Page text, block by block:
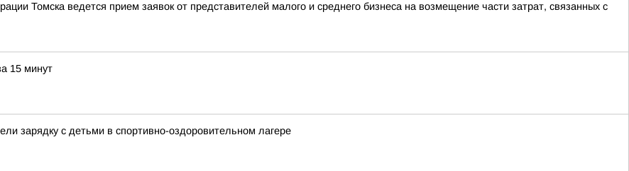
Томска ведется прием заявок от представителей малого и среднего бизнеса на возмещение части затрат, связанных с
15 минут
зарядку с детьми в спортивно-оздоровительном лагере